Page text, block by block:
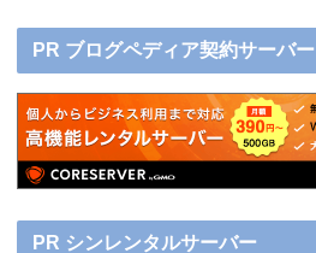
PR ブログペディア契約サーバー
PR シンレンタルサーバー